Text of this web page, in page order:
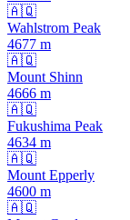
🇦🇶
Wahlstrom Peak
4677 m
🇦🇶
Mount Shinn
4666 m
🇦🇶
Fukushima Peak
4634 m
🇦🇶
Mount Epperly
4600 m
🇦🇶